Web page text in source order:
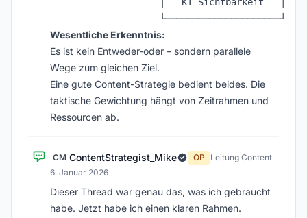
Wesentliche Erkenntnis:
Es ist kein Entweder-oder – sondern parallele
Wege zum gleichen Ziel.
Eine gute Content-Strategie bedient beides. Die
taktische Gewichtung hängt von Zeitrahmen und
Ressourcen ab.
CM ContentStrategist_Mike OP Leitung Content·
6. Januar 2026
Dieser Thread war genau das, was ich gebraucht
habe. Jetzt habe ich einen klaren Rahmen.